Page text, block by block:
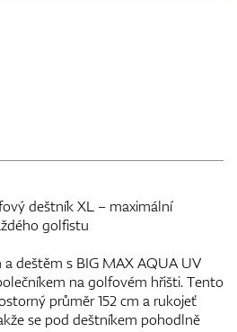
deštník XL – maximální
golfistu
deštěm s BIG MAX AQUA UV
na golfovém hřišti. Tento
průměr 152 cm a rukojeť
se pod deštníkem pohodlně